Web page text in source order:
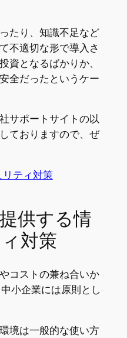
たり、知識不足など
不適切な形で導入さ
資となるばかりか、
全だったというケー
サポートサイトの以
ておりますので、ぜ
ティ対策
供する情
対策
コストの兼ね合いか
小企業には原則とし
境は一般的な使い方